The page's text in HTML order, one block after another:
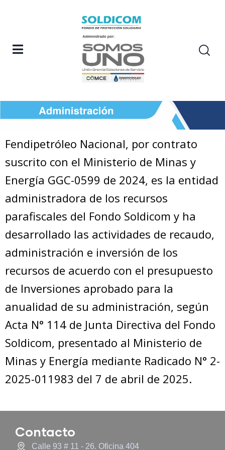
Fendipetróleo Nacional, por contrato
suscrito con el Ministerio de Minas y
Energía GGC-0599 de 2024, es la entidad
administradora de los recursos
parafiscales del Fondo Soldicom y ha
desarrollado las actividades de recaudo,
administración e inversión de los
recursos de acuerdo con el presupuesto
de Inversiones aprobado para la
anualidad de su administración, según
Acta N° 114 de Junta Directiva del Fondo
Soldicom, presentado al Ministerio de
Minas y Energía mediante Radicado N° 2-
2025-011983 del 7 de abril de 2025.
Contacto
Calle 93 # 11 - 26. Oficina 404